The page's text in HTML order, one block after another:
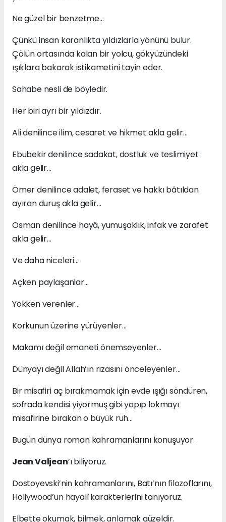
Ne güzel bir benzetme…
Çünkü insan karanlıkta yıldızlarla yönünü bulur.
Çölün ortasında kalan bir yolcu, gökyüzündeki
ışıklara bakarak istikametini tayin eder.
Sahabe nesli de böyledir.
Her biri ayrı bir yıldızdır.
Ali denilince ilim, cesaret ve hikmet akla gelir…
Ebubekir denilince sadakat, dostluk ve teslimiyet
akla gelir…
Ömer denilince adalet, feraset ve hakkı bâtıldan
ayıran duruş akla gelir…
Osman denilince hayâ, yumuşaklık, infak ve zarafet
akla gelir…
Ve daha niceleri…
Açken paylaşanlar…
Yokken verenler…
Korkunun üzerine yürüyenler…
Makamı değil emaneti önemseyenler…
Dünyayı değil Allah’ın rızasını önceleyenler…
Bir misafiri aç bırakmamak için evde ışığı söndüren,
sofrada kendisi yiyormuş gibi yapıp lokmayı
misafirine bırakan o büyük ruh…
Bugün dünya roman kahramanlarını konuşuyor.
Jean Valjean’ı biliyoruz.
Dostoyevski’nin kahramanlarını, Batı’nın filozoflarını,
Hollywood’un hayalî karakterlerini tanıyoruz.
Elbette okumak, bilmek, anlamak güzeldir.